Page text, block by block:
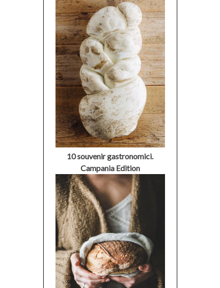
10 souvenir gastronomici.
Campania Edition